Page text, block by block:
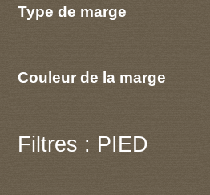
Type de marge
Couleur de la marge
Filtres : PIED